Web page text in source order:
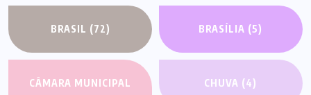
BRASIL (72) BRASÍLIA (5)
CÂMARA MUNICIPAL
CHUVA (4)